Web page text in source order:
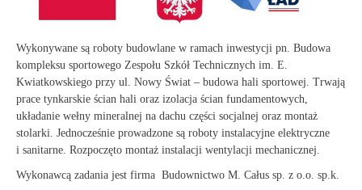
Wykonywane są roboty budowlane w ramach inwestycji pn. Budowa
kompleksu sportowego Zespołu Szkół Technicznych im. E.
Kwiatkowskiego przy ul. Nowy Świat – budowa hali sportowej. Trwają
prace tynkarskie ścian hali oraz izolacja ścian fundamentowych,
układanie wełny mineralnej na dachu części socjalnej oraz montaż
stolarki. Jednocześnie prowadzone są roboty instalacyjne elektryczne
i sanitarne. Rozpoczęto montaż instalacji wentylacji mechanicznej.
Wykonawcą zadania jest firma Budownictwo M. Całus sp. z o.o. sp.k.